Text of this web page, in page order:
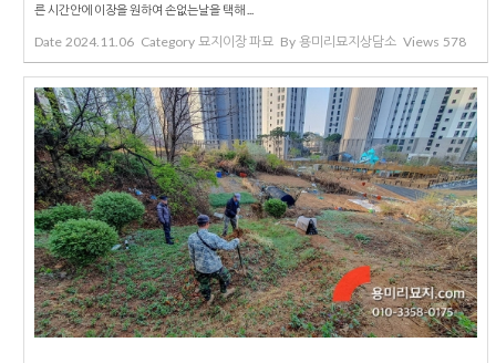
른 시간안에 이장을 원하여 손없는날을 택해 ...
Date 2024.11.06 Category 묘지이장 파묘 By 용미리묘지상담소 Views 578